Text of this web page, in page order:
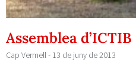
Assemblea d’ICTIB
Cap Vermell 13 de juny de 2013